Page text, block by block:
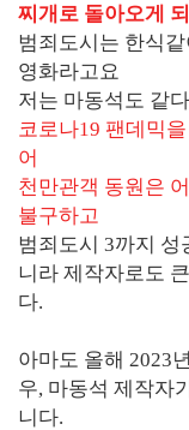
찌개로 돌아오게
범죄도시는 한식
영화라고요
저는 마동석도 같
코로나19 팬데믹
어
천만관객 동원은
불구하고
범죄도시 3까지 성
니라 제작자로도
다.
아마도 올해 2023
우, 마동석 제작자
니다.